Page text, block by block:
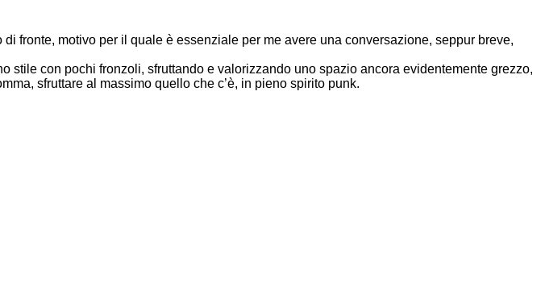
fronte, motivo per il quale è essenziale per me avere una conversazione, seppur breve,
con pochi fronzoli, sfruttando e valorizzando uno spazio ancora evidentemente grezzo,
sfruttare al massimo quello che c’è, in pieno spirito punk.